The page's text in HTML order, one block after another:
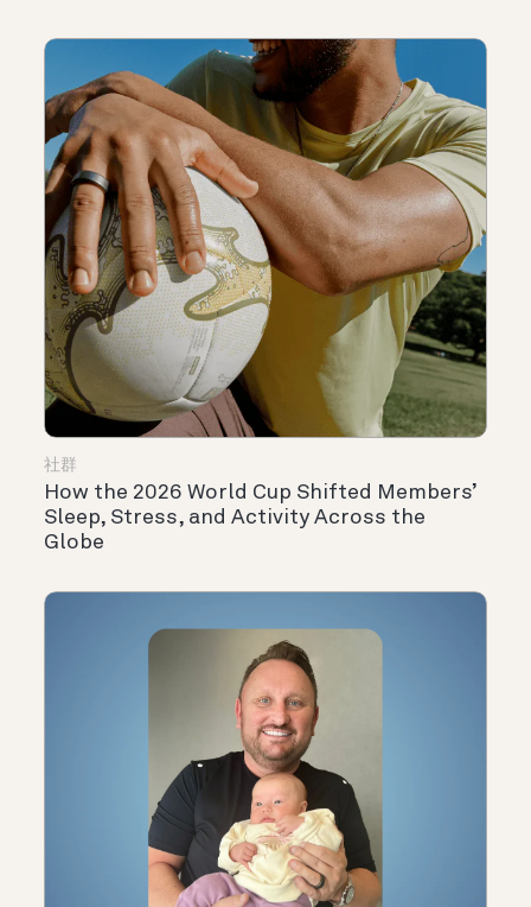
社群
How the 2026 World Cup Shifted Members’
Sleep, Stress, and Activity Across the
Globe